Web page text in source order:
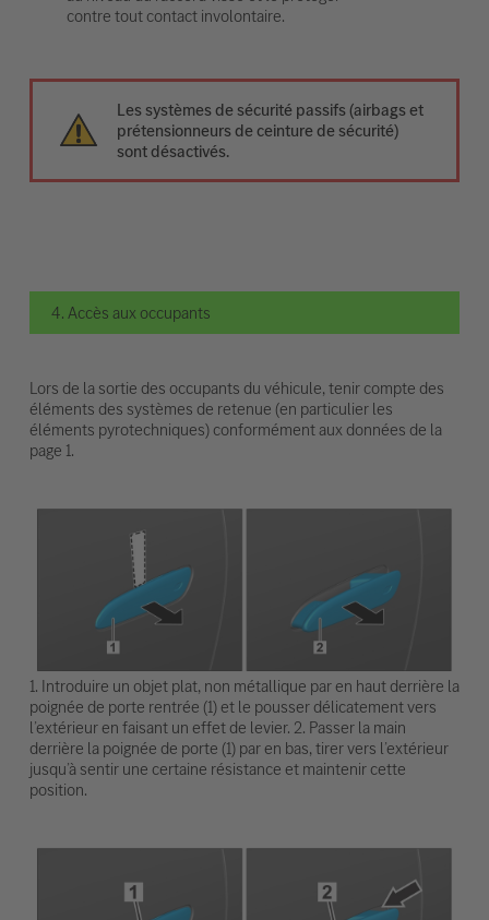
contre tout contact involontaire.
Les systèmes de sécurité passifs (airbags et
prétensionneurs de ceinture de sécurité)
sont désactivés.
4. Accès aux occupants
Lors de la sortie des occupants du véhicule, tenir compte des
éléments des systèmes de retenue (en particulier les
éléments pyrotechniques) conformément aux données de la
page 1.
1. Introduire un objet plat, non métallique par en haut derrière la
poignée de porte rentrée (1) et le pousser délicatement vers
l’extérieur en faisant un effet de levier. 2. Passer la main
derrière la poignée de porte (1) par en bas, tirer vers l’extérieur
jusqu’à sentir une certaine résistance et maintenir cette
position.